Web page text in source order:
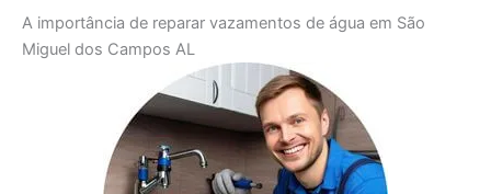
A importância de reparar vazamentos de água em São
Miguel dos Campos AL